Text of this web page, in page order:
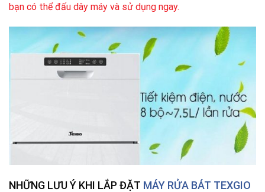
bạn có thể đấu dây máy và sử dụng ngay.
NHỮNG LƯU Ý KHI LẮP ĐẶT MÁY RỬA BÁT TEXGIO